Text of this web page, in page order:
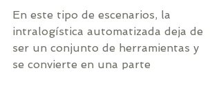
En este tipo de escenarios, la
intralogística automatizada deja de
ser un conjunto de herramientas y
se convierte en una parte